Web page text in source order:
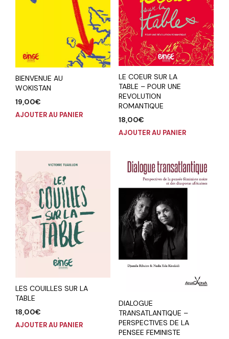
BIENVENUE AU
WOKISTAN
19,00€
AJOUTER AU PANIER
LE COEUR SUR LA
TABLE – POUR UNE
REVOLUTION
ROMANTIQUE
18,00€
AJOUTER AU PANIER
LES COUILLES SUR LA
TABLE
18,00€
AJOUTER AU PANIER
DIALOGUE
TRANSATLANTIQUE –
PERSPECTIVES DE LA
PENSEE FEMINISTE